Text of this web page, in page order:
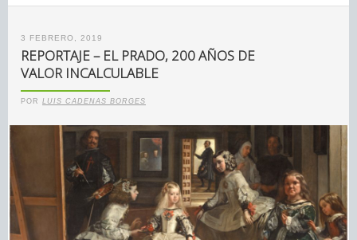
3 FEBRERO, 2019
REPORTAJE – EL PRADO, 200 AÑOS DE
VALOR INCALCULABLE
POR LUIS CADENAS BORGES